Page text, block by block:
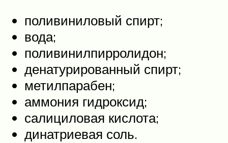
поливиниловый спирт;
вода;
поливинилпирролидон;
денатурированный спирт;
метилпарабен;
аммония гидроксид;
салициловая кислота;
динатриевая соль.